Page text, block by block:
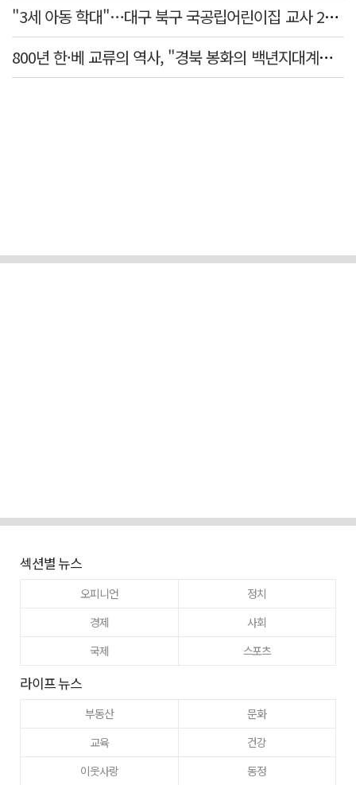
"3세 아동 학대"…대구 북구 국공립어린이집 교사 2명 검찰 송치
800년 한·베 교류의 역사, "경북 봉화의 백년지대계로 피어난다"
섹션별 뉴스
오피니언
정치
경제
사회
국제
스포츠
라이프 뉴스
부동산
문화
교육
건강
이웃사랑
동정